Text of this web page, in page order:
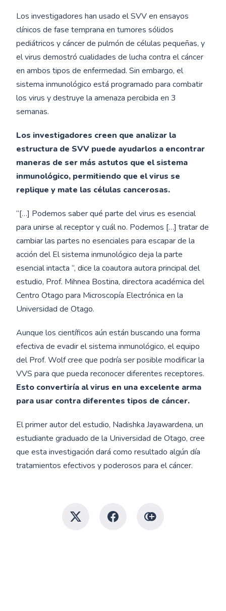
Los investigadores han usado el SVV en ensayos
clínicos de fase temprana en tumores sólidos
pediátricos y cáncer de pulmón de células pequeñas, y
el virus demostró cualidades de lucha contra el cáncer
en ambos tipos de enfermedad. Sin embargo, el
sistema inmunológico está programado para combatir
los virus y destruye la amenaza percibida en 3
semanas.
Los investigadores creen que analizar la
estructura de SVV puede ayudarlos a encontrar
maneras de ser más astutos que el sistema
inmunológico, permitiendo que el virus se
replique y mate las células cancerosas.
“[…] Podemos saber qué parte del virus es esencial
para unirse al receptor y cuál no. Podemos […] tratar de
cambiar las partes no esenciales para escapar de la
acción del El sistema inmunológico deja la parte
esencial intacta “, dice la coautora autora principal del
estudio, Prof. Mihnea Bostina, directora académica del
Centro Otago para Microscopía Electrónica en la
Universidad de Otago.
Aunque los científicos aún están buscando una forma
efectiva de evadir el sistema inmunológico, el equipo
del Prof. Wolf cree que podría ser posible modificar la
VVS para que pueda reconocer diferentes receptores.
Esto convertiría al virus en una excelente arma
para usar contra diferentes tipos de cáncer.
El primer autor del estudio, Nadishka Jayawardena, un
estudiante graduado de la Universidad de Otago, cree
que esta investigación dará como resultado algún día
tratamientos efectivos y poderosos para el cáncer.